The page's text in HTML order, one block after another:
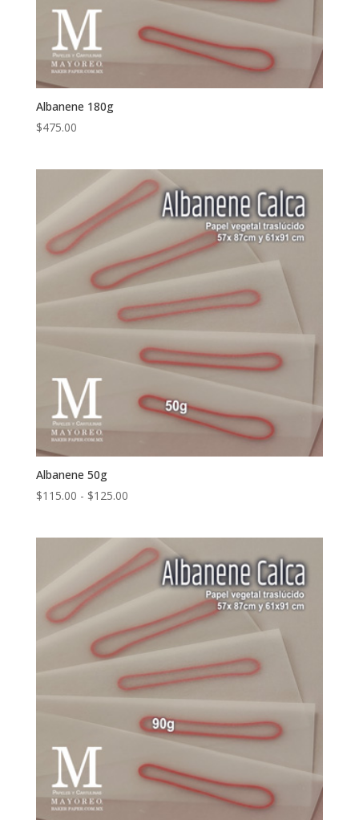
Albanene 180g
$475.00
Albanene 50g
$115.00 - $125.00Rango
desde
$115.00